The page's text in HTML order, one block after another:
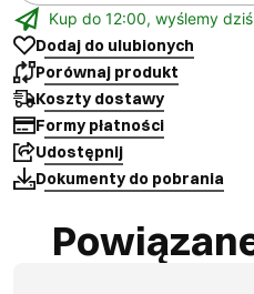
Kup do 12:00, wyślemy dziś
Dodaj do ulubionych
Porównaj produkt
Koszty dostawy
Formy płatności
Udostępnij
Dokumenty do pobrania